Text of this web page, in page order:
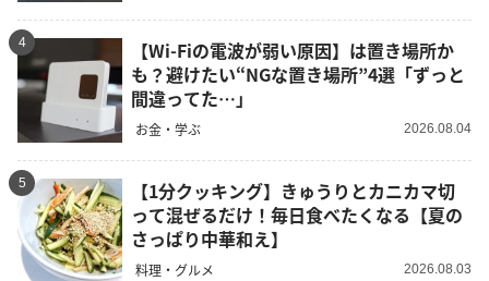
4
【Wi-Fiの電波が弱い原因】は置き場所か
も？避けたい“NGな置き場所”4選「ずっと
間違ってた…」
お金・学ぶ 2026.08.04
5
【1分クッキング】きゅうりとカニカマ切
って混ぜるだけ！毎日食べたくなる【夏の
さっぱり中華和え】
料理・グルメ 2026.08.03